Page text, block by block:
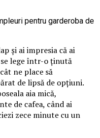
și ai impresia că ai
lege într-o ținută
ne place să
de lipsă de opțiuni.
aia mică,
de cafea, când ai
zece minute cu un